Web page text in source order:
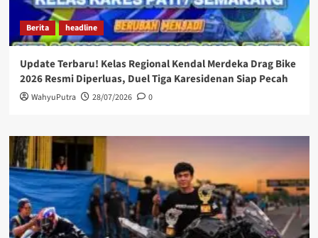
Berita headline
Update Terbaru! Kelas Regional Kendal Merdeka Drag Bike
2026 Resmi Diperluas, Duel Tiga Karesidenan Siap Pecah
WahyuPutra 28/07/2026 0